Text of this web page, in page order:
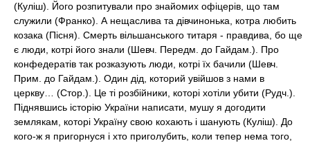
(Куліш). Його розпитували про знайомих офіцерів, що там
служили (Франко). А нещаслива та дівчинонька, котра любить
козака (Пісня). Смерть вільшанського титаря - правдива, бо ще
є люди, котрі його знали (Шевч. Передм. до Гайдам.). Про
конфедератів так розказують люди, котрі їх бачили (Шевч.
Прим. до Гайдам.). Один дід, которий увійшов з нами в
церкву… (Стор.). Це ті розбійники, которі хотіли убити (Рудч.).
Піднявшись історію України написати, мушу я догодити
землякам, которі Україну свою кохають і шанують (Куліш). До
кого-ж я пригорнуся і хто приголубить, коли тепер нема того,